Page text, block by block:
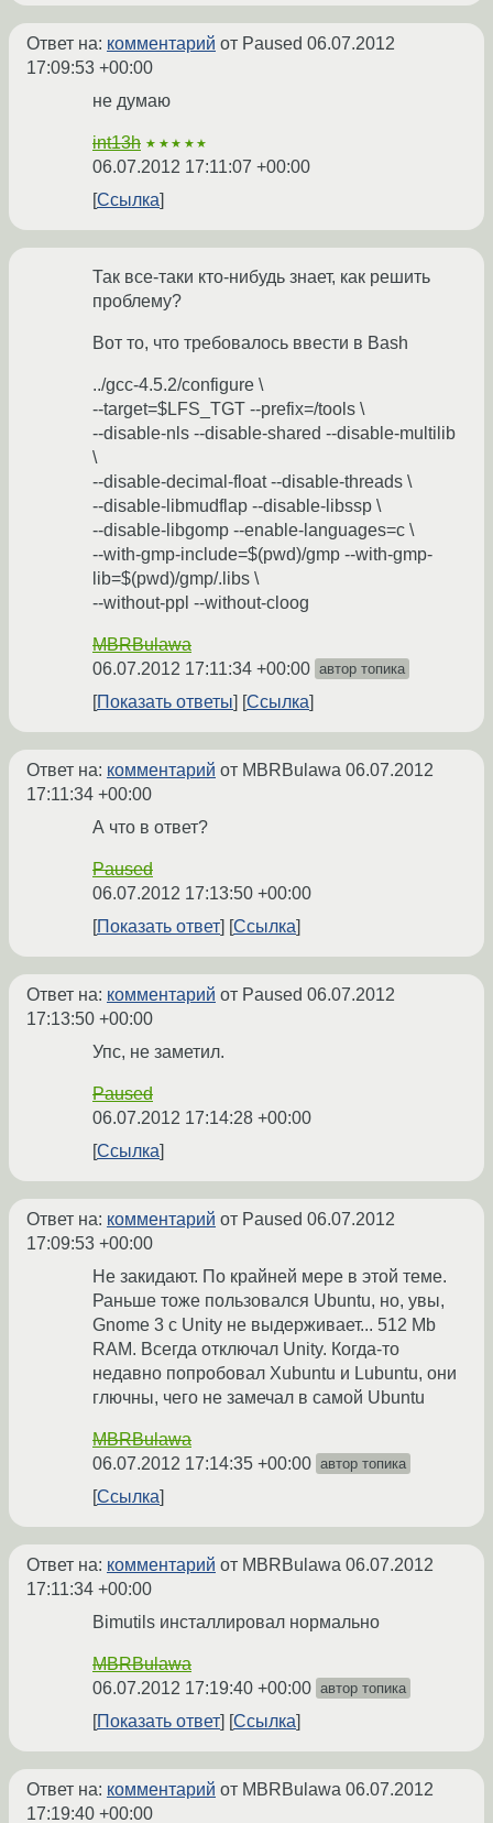
Ответ на: комментарий от Paused 06.07.2012
17:09:53 +00:00
не думаю
int13h ★★★★★
06.07.2012 17:11:07 +00:00
Ссылка
Так все-таки кто-нибудь знает, как решить
проблему?
Вот то, что требовалось ввести в Bash
../gcc-4.5.2/configure \
--target=$LFS_TGT --prefix=/tools \
--disable-nls --disable-shared --disable-multilib
\
--disable-decimal-float --disable-threads \
--disable-libmudflap --disable-libssp \
--disable-libgomp --enable-languages=c \
--with-gmp-include=$(pwd)/gmp --with-gmp-
lib=$(pwd)/gmp/.libs \
--without-ppl --without-cloog
MBRBulawa
06.07.2012 17:11:34 +00:00 автор топика
Показать ответы Ссылка
Ответ на: комментарий от MBRBulawa 06.07.2012
17:11:34 +00:00
А что в ответ?
Paused
06.07.2012 17:13:50 +00:00
Показать ответ
Ссылка
Ответ на: комментарий от Paused 06.07.2012
17:13:50 +00:00
Упс, не заметил.
Paused
06.07.2012 17:14:28 +00:00
Ссылка
Ответ на: комментарий от Paused 06.07.2012
17:09:53 +00:00
Не закидают. По крайней мере в этой теме.
Раньше тоже пользовался Ubuntu, но, увы,
Gnome 3 с Unity не выдерживает... 512 Mb
RAM. Всегда отключал Unity. Когда-то
недавно попробовал Xubuntu и Lubuntu, они
глючны, чего не замечал в самой Ubuntu
MBRBulawa
06.07.2012 17:14:35 +00:00 автор топика
Ссылка
Ответ на: комментарий от MBRBulawa 06.07.2012
17:11:34 +00:00
Bimutils инсталлировал нормально
MBRBulawa
06.07.2012 17:19:40 +00:00 автор топика
Показать ответ Ссылка
Ответ на: комментарий от MBRBulawa 06.07.2012
17:19:40 +00:00